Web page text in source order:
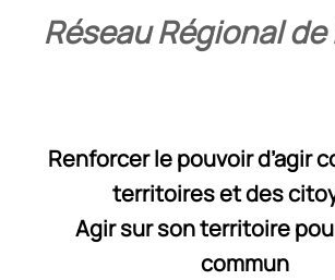
Réseau Régional de
Renforcer le pouvoir d’agir
territoires et des
Agir sur son territoire
commun